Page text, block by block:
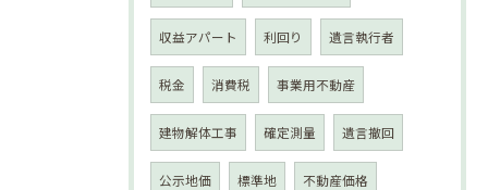
収益アパート 利回り 遺言執行者
税金 消費税 事業用不動産
建物解体工事 確定測量 遺言撤回
公示地価 標準地 不動産価格